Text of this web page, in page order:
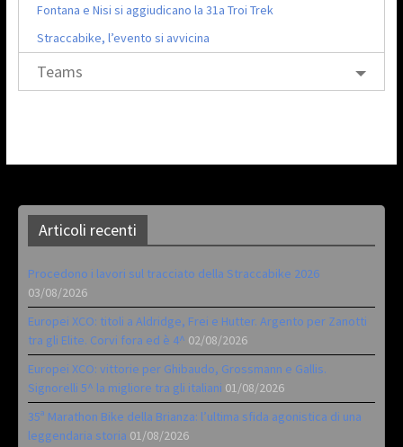
Fontana e Nisi si aggiudicano la 31a Troi Trek
Straccabike, l’evento si avvicina
Teams
Articoli recenti
Procedono i lavori sul tracciato della Straccabike 2026
03/08/2026
Europei XCO: titoli a Aldridge, Frei e Hutter. Argento per Zanotti
tra gli Elite. Corvi fora ed è 4^ 02/08/2026
Europei XCO: vittorie per Ghibaudo, Grossmann e Gallis.
Signorelli 5^ la migliore tra gli italiani 01/08/2026
35ª Marathon Bike della Brianza: l’ultima sfida agonistica di una
leggendaria storia 01/08/2026